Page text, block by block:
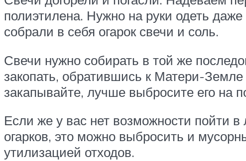
полиэтилена. Нужно на руки одеть
собрали в себя огарок свечи и соль.
Свечи нужно собирать в той же
закопать, обратившись к Матери-
закапывайте, лучше выбросите его на
Если же у вас нет возможности пойти
огарков, это можно выбросить и
утилизацией отходов.